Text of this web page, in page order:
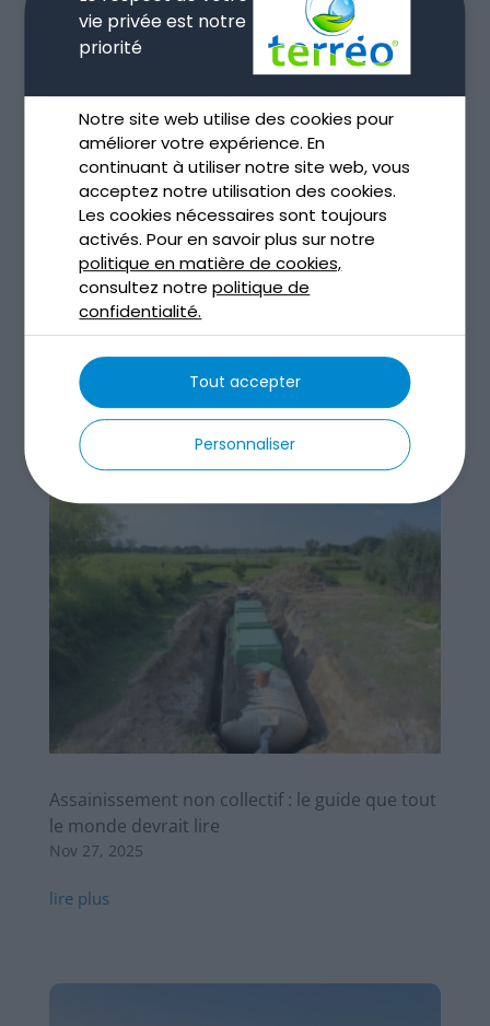
vie privée est notre
priorité
Notre site web utilise des cookies pour
améliorer votre expérience. En
continuant à utiliser notre site web, vous
acceptez notre utilisation des cookies.
Les cookies nécessaires sont toujours
activés. Pour en savoir plus sur notre
politique en matière de cookies,
consultez notrepolitique de
confidentialité.
Personnaliser
Tout accepter
Assainissement non collectif à Toulouse
Déc 4, 2025
lire plus
Assainissement non collectif : le guide que tout
le monde devrait lire
Nov 27, 2025
lire plus